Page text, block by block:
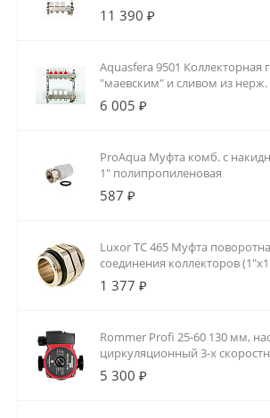
расходомерами)
11 390 ₽
Aquasfera 9501 Коллекторная
"маевским" и сливом из нерж.
расходомерами)
6 005 ₽
ProAqua Муфта комб. с
1" полипропиленовая
587 ₽
Luxor TC 465 Муфта
соединения коллекторов
1 377 ₽
Rommer Profi 25-60 130 мм,
циркуляционный 3-х
5 300 ₽